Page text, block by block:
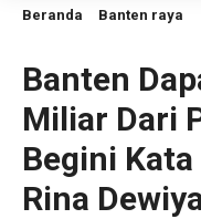
Beranda Banten raya
Banten
Miliar Dari
Begini Kata
Rina